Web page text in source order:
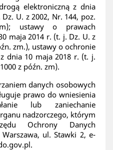
elektroniczną z dnia
U. z 2002, Nr. 144, poz.
ustawy o prawach
maja 2014 r. (t. j. Dz. U. z
zm.), ustawy o ochronie
dnia 10 maja 2018 r. (t. j.
z późn. zm).
danych osobowych
prawo do wniesienia
lub zaniechanie
nadzorczego, którym
Ochrony Danych
ul. Stawki 2, e-